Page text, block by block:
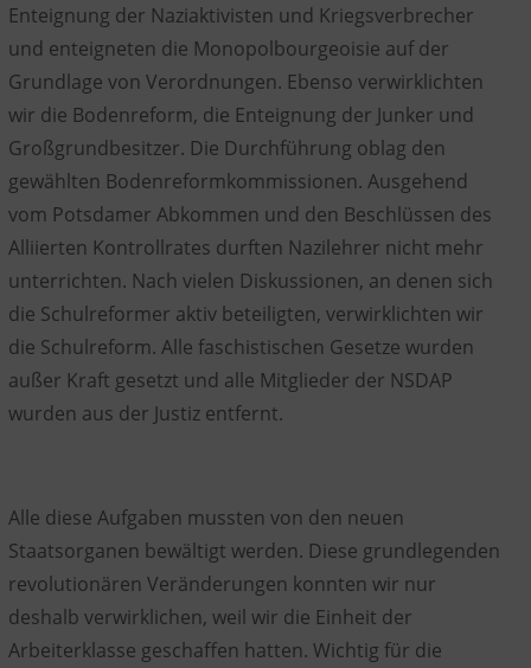
Enteignung der Naziaktivisten und Kriegsverbrecher
und enteigneten die Monopolbourgeoisie auf der
Grundlage von Verordnungen. Ebenso verwirklichten
wir die Bodenreform, die Enteignung der Junker und
Großgrundbesitzer. Die Durchführung oblag den
gewählten Bodenreformkommissionen. Ausgehend
vom Potsdamer Abkommen und den Beschlüssen des
Alliierten Kontrollrates durften Nazilehrer nicht mehr
unterrichten. Nach vielen Diskussionen, an denen sich
die Schulreformer aktiv beteiligten, verwirklichten wir
die Schulreform. Alle faschistischen Gesetze wurden
außer Kraft gesetzt und alle Mitglieder der NSDAP
wurden aus der Justiz entfernt.
Alle diese Aufgaben mussten von den neuen
Staatsorganen bewältigt werden. Diese grundlegenden
revolutionären Veränderungen konnten wir nur
deshalb verwirklichen, weil wir die Einheit der
Arbeiterklasse geschaffen hatten. Wichtig für die